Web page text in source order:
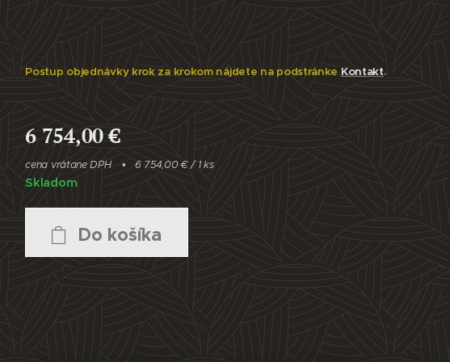
Postup objednávky krok za krokom nájdete na podstránke Kontakt.
6 754,00€
cena vrátane DPH 6 754,00 € / 1 ks
Skladom
Do košíka